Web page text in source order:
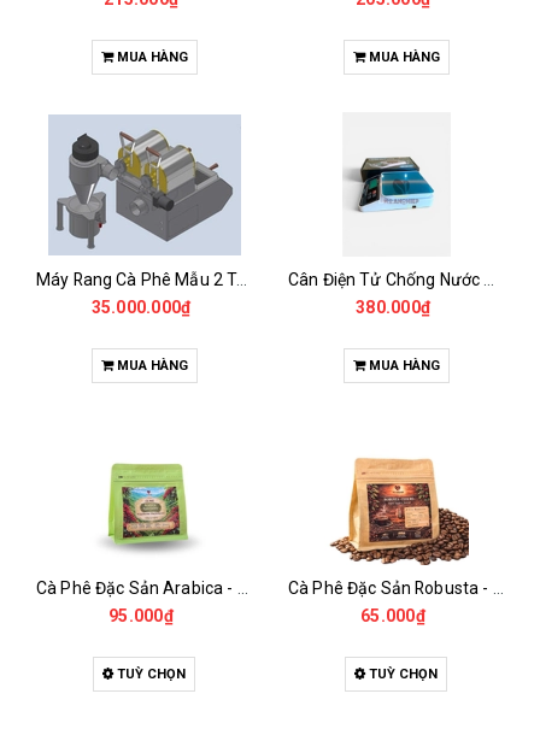
MUA HÀNG MUA HÀNG
Máy Rang Cà Phê Mẫu 2 Trống Rang (500+500gr)
35.000.000₫
MUA HÀNG
380.000₫
MUA HÀNG
95.000₫
TUỲ CHỌN
65.000₫
TUỲ CHỌN